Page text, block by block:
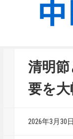
清明
要を
2026年3月30日